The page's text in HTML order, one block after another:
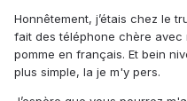
Honnêtement, j’étais chez le
fait des téléphone chère
pomme en français. Et bein
plus simple, la je m'y pers.